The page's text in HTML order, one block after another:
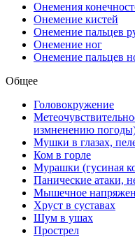
Онемения
Онемение кистей
Онемение пальцев
Онемение ног
Онемение пальцев
Общее
Головокружение
измненению
Мушки в глазах,
Ком в горле
Мурашки (гусиная
Панические атаки,
Мышечное
Хруст в суставах
Шум в ушах
Прострел